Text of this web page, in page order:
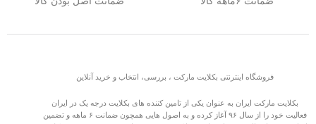
فروشگاه اینترنتی بکلایت مارکت ، بررسی، انتخاب و خرید آنلاین
بکلایت مارکت ایران به عنوان یکی از تامین کننده های بکلایت درجه یک در ایران
فعالیت خود را از سال ۹۶ آغاز کرده و به اصول هایی همچون ضمانت ۶ ماهه و تضمین